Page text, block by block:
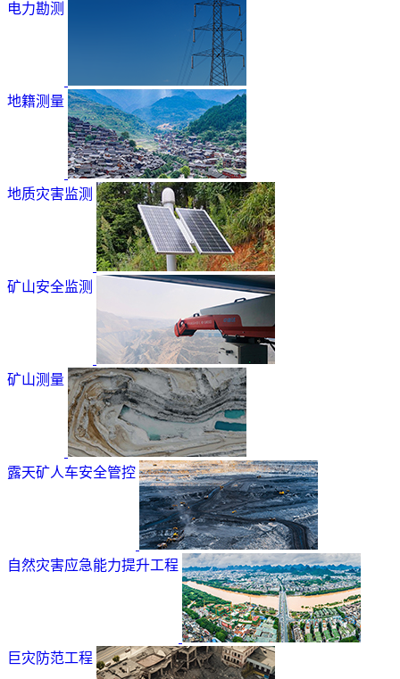
电力勘测
地籍测量
地质灾害监测
矿山安全监测
矿山测量
露天矿人车安全管控
自然灾害应急能力提升工程
巨灾防范工程